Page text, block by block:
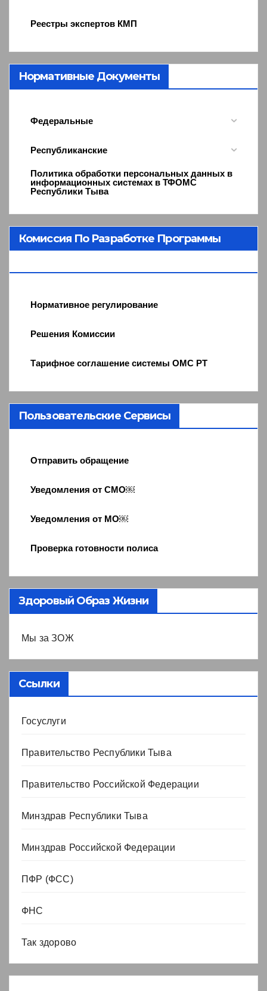
Реестры экспертов КМП
Нормативные Документы
Федеральные
Республиканские
Политика обработки персональных данных в
информационных системах в ТФОМС
Республики Тыва
Комиссия По Разработке Программы
Нормативное регулирование
Решения Комиссии
Тарифное соглашение системы ОМС РТ
Пользовательские Сервисы
Отправить обращение
Уведомления от СМО￼
Уведомления от МО￼
Проверка готовности полиса
Здоровый Образ Жизни
Мы за ЗОЖ
Ссылки
Госуслуги
Правительство Республики Тыва
Правительство Российской Федерации
Минздрав Республики Тыва
Минздрав Российской Федерации
ПФР (ФСС)
ФНС
Так здорово